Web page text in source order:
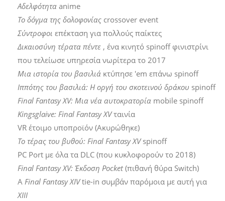
Αδελφότητα anime
Το δόγμα της δολοφονίας crossover event
Σύντροφοι επέκταση για πολλούς παίκτες
Δικαιοσύνη τέρατα πέντε , ένα κινητό spinoff φινιστρίνι
που τελείωσε υπηρεσία νωρίτερα το 2017
Μια ιστορία του βασιλιά κτύπησε 'em επάνω spinoff
Ιππότης του βασιλιά: Η οργή του σκοτεινού δράκου spinoff
Final Fantasy XV: Μια νέα αυτοκρατορία mobile spinoff
Kingsglaive: Final Fantasy XVταινία
VR έτοιμο υποπροϊόν (Ακυρώθηκε)
Το τέρας του βυθού: Final Fantasy XVspinoff
PC Port με όλα τα DLC (που κυκλοφορούν το 2018)
Final Fantasy XV: Έκδοση Pocket(πιθανή θύρα Switch)
Α Final Fantasy XIVtie-in συμβάν παρόμοια με αυτή για
XIII